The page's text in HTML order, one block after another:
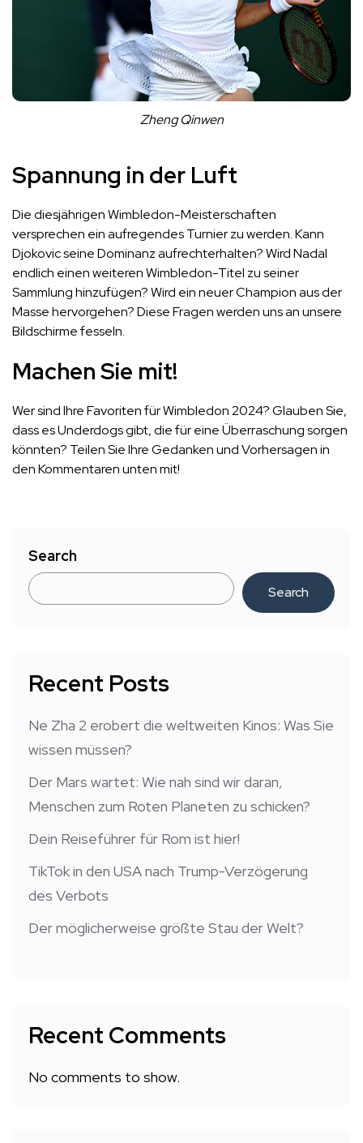
Zheng Qinwen
Spannung in der Luft
Die diesjährigen Wimbledon-Meisterschaften
versprechen ein aufregendes Turnier zu werden. Kann
Djokovic seine Dominanz aufrechterhalten? Wird Nadal
endlich einen weiteren Wimbledon-Titel zu seiner
Sammlung hinzufügen? Wird ein neuer Champion aus der
Masse hervorgehen? Diese Fragen werden uns an unsere
Bildschirme fesseln.
Machen Sie mit!
Wer sind Ihre Favoriten für Wimbledon 2024? Glauben Sie,
dass es Underdogs gibt, die für eine Überraschung sorgen
könnten? Teilen Sie Ihre Gedanken und Vorhersagen in
den Kommentaren unten mit!
Search
Search
Recent Posts
Ne Zha 2 erobert die weltweiten Kinos: Was Sie
wissen müssen?
Der Mars wartet: Wie nah sind wir daran,
Menschen zum Roten Planeten zu schicken?
Dein Reiseführer für Rom ist hier!
TikTok in den USA nach Trump-Verzögerung
des Verbots
Der möglicherweise größte Stau der Welt?
Recent Comments
No comments to show.